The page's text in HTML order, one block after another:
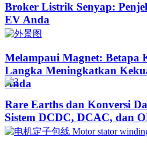
Broker Listrik Senyap:
EV Anda
Melampaui Magnet: Betapa
Langka Meningkatkan
Anda
Rare Earths dan Konversi
Sistem DCDC, DCAC, dan